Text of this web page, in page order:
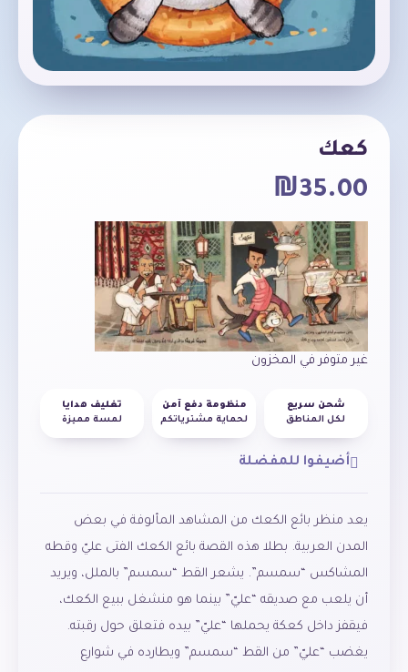
كعك
₪35.00
غير متوفر في المخزون
شحن سريع
لكل المناطق
منظومة دفع آمن
لحماية مشترياتكم
تغليف هدايا
لمسة مميزة
أضيفوا للمفضلة
يعد منظر بائع الكعك من المشاهد المألوفة في بعض
المدن العربية. بطلا هذه القصة بائع الكعك الفتى عليّ وقطه
المشاكس “سمسم”. يشعر القط “سمسم” بالملل، ويريد
أن يلعب مع صديقه “عليّ” بينما هو منشغل ببيع الكعك،
فيقفز داخل كعكة يحملها “عليّ” بيده فتعلق حول رقبته.
يغضب “عليّ” من القط “سمسم” ويطارده في شوارع